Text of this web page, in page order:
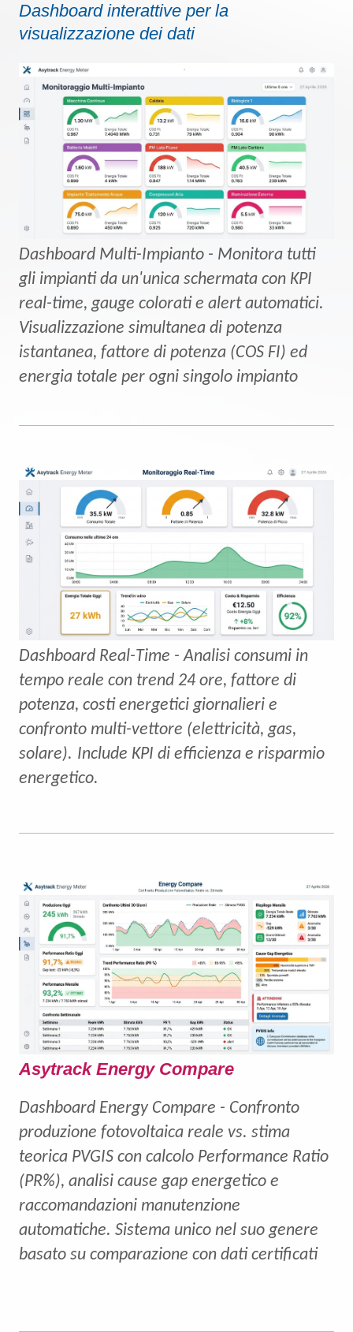
Dashboard interattive per la
visualizzazione dei dati
Dashboard Multi-Impianto - Monitora tutti
gli impianti da un'unica schermata con KPI
real-time, gauge colorati e alert automatici.
Visualizzazione simultanea di potenza
istantanea, fattore di potenza (COS FI) ed
energia totale per ogni singolo impianto
Dashboard Real-Time - Analisi consumi in
tempo reale con trend 24 ore, fattore di
potenza, costi energetici giornalieri e
confronto multi-vettore (elettricità, gas,
solare). Include KPI di efficienza e risparmio
energetico.
Asytrack Energy Compare
Dashboard Energy Compare - Confronto
produzione fotovoltaica reale vs. stima
teorica PVGIS con calcolo Performance Ratio
(PR%), analisi cause gap energetico e
raccomandazioni manutenzione
automatiche. Sistema unico nel suo genere
basato su comparazione con dati certificati